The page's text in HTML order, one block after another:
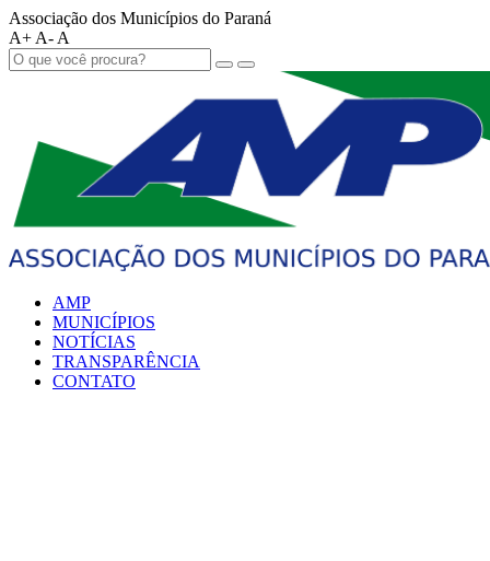
Associação dos Municípios do Paraná
A+ A- A
AMP
MUNICÍPIOS
NOTÍCIAS
TRANSPARÊNCIA
CONTATO